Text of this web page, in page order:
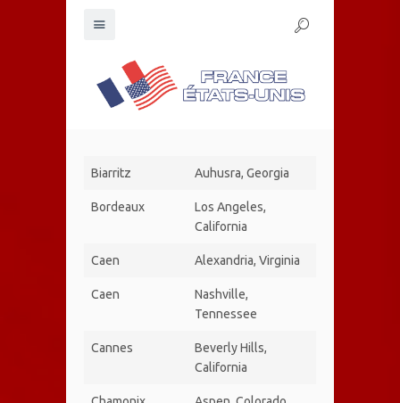
Biarritz Auhusra, Georgia
Bordeaux
Los Angeles,
California
Caen Alexandria, Virginia
Caen
Nashville,
Tennessee
Cannes
Beverly Hills,
California